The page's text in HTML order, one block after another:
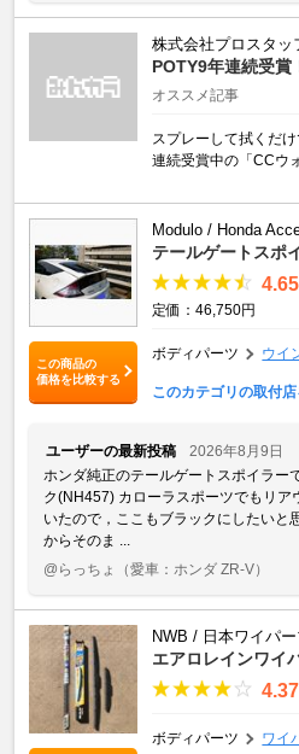
株式会社プロスタッ
POTY9年連続受賞
オススメ記事
スプレーして拭くだ
連続受賞中の「CCウ
この商品の
価格を比較する
Modulo / Honda
テールゲートスポ
4.65
定価：46,750円
ボディパーツ ウイ
このカテゴリの取付
ユーザーの最新投稿
2026年8月9日
ホンダ純正のテールゲートスポイラー
ク(NH457) カローラスポーツでもリア
いたので，ここもブラックにしたいと
からそのま ...
@らっちょ
（愛車：ホンダ ZR-V）
NWB / 日本ワイパ
エアロレインワイ
4.37
ボディパーツ ワイ